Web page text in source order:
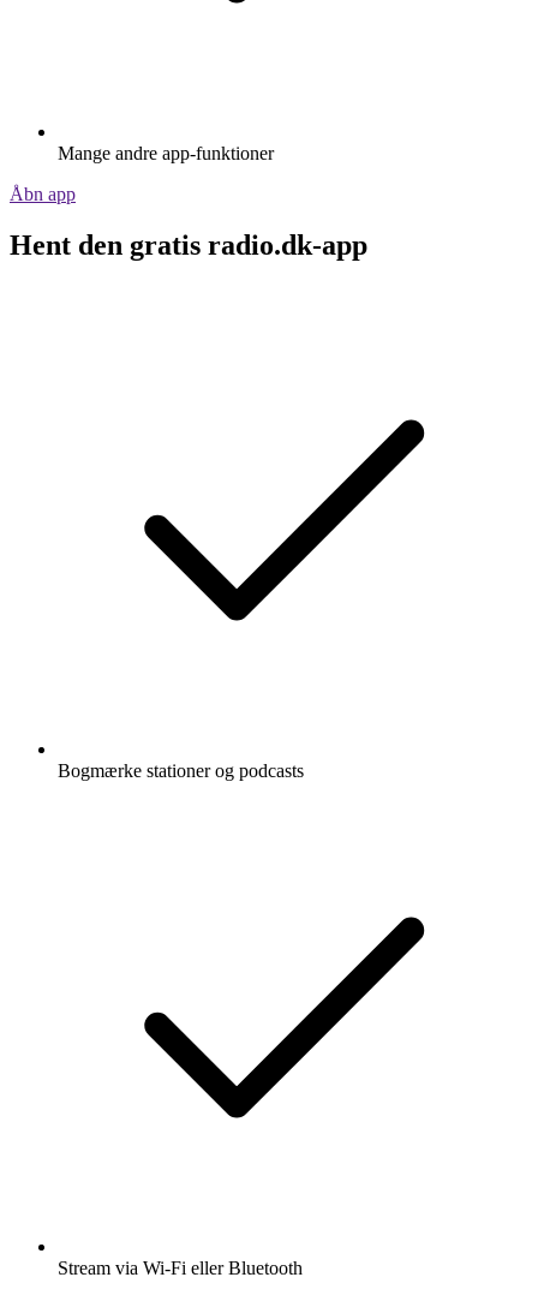
Mange andre app-funktioner
Åbn app
Hent den gratis radio.dk-app
Bogmærke stationer og podcasts
Stream via Wi-Fi eller Bluetooth